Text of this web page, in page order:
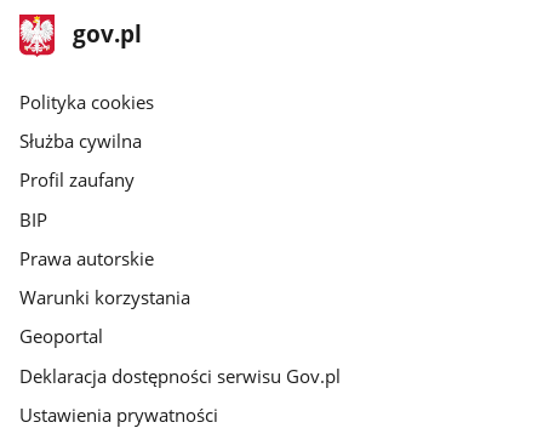
stopka
gov.pl
Strona
gov.pl
gov.pl
Polityka cookies
Służba cywilna
Profil zaufany
BIP
Prawa autorskie
Warunki korzystania
Geoportal
Deklaracja dostępności serwisu Gov.pl
Ustawienia prywatności